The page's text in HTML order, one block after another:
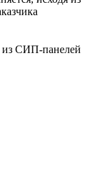
из СИП-панелей